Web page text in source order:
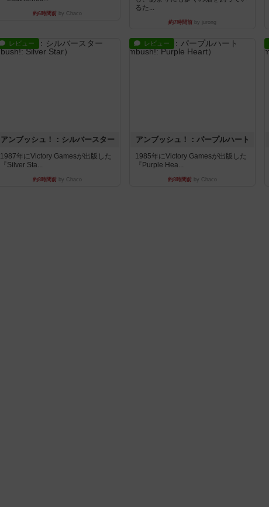
約6時間前 by Chaco
るた...
約7時間前 by jurong
レビュー
アンブッシュ！：シルバースター
1987年にVictory Gamesが出版した
『Silver Sta...
約8時間前 by Chaco
レビュー
アンブッシュ！：パープルハート
1985年にVictory Gamesが出版した
『Purple Hea...
約8時間前 by Chaco